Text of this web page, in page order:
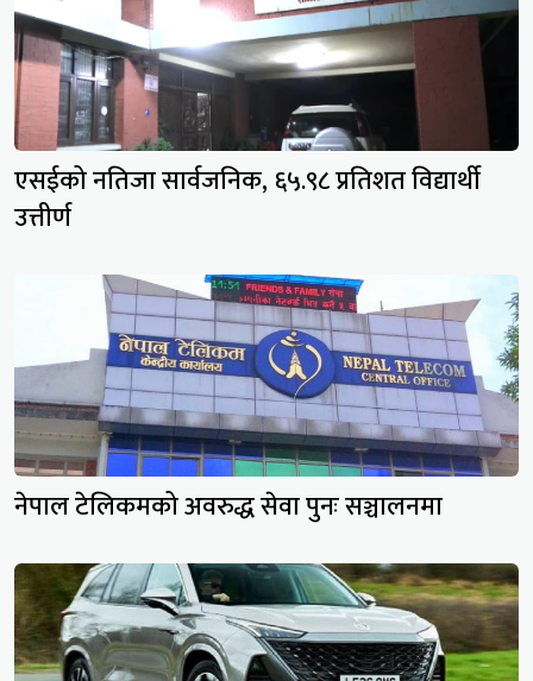
एसईको नतिजा सार्वजनिक, ६५.९८ प्रतिशत विद्यार्थी
उत्तीर्ण
नेपाल टेलिकमको अवरुद्ध सेवा पुनः सञ्चालनमा